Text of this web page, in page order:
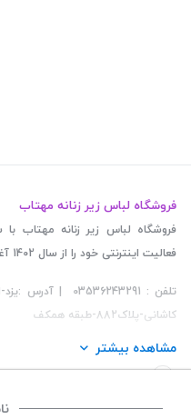
فروشگاه لباس زیر زنانه مهتاب
فروشگاه لباس زیر زنانه مهتاب
فعالیت اینترنتی خود را از سال 1402 آغاز نموده است
کاشانی-پلاک882-طبقه همکف
مشاهده بیشتر